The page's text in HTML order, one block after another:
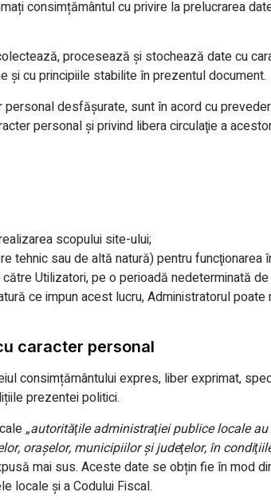
consimțământul cu privire la prelucrarea
procesează și stochează date cu
și cu principiile stabilite în prezentul document.
desfășurate, sunt în acord cu
personal şi privind libera circulaţie a
scopului site-ului;
tehnic sau de altă natură) pentru
Utilizatori, pe o perioadă nedeterminată
ce impun acest lucru, Administratorul
caracter personal
consimțământului expres, liber exprimat,
prezentei politici.
„autorităţile administraţiei publice locale
oraşelor, municipiilor şi judeţelor, în
mai sus. Aceste date se obțin fie în mod
locale și a Codului Fiscal.